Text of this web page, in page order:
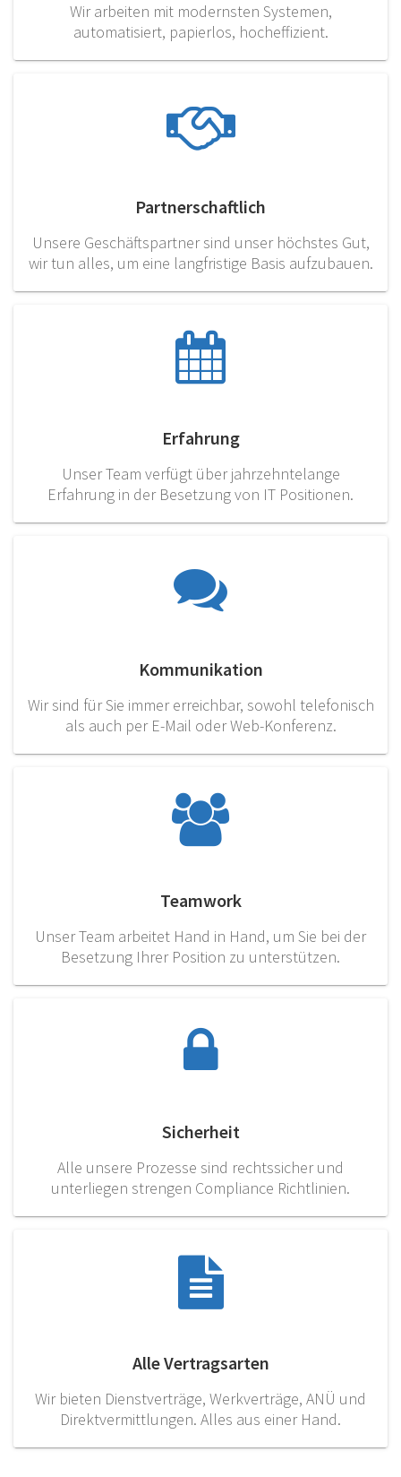
Wir arbeiten mit modernsten Systemen,
automatisiert, papierlos, hocheffizient.
Partnerschaftlich
Unsere Geschäftspartner sind unser höchstes Gut,
wir tun alles, um eine langfristige Basis aufzubauen.
Erfahrung
Unser Team verfügt über jahrzehntelange
Erfahrung in der Besetzung von IT Positionen.
Kommunikation
Wir sind für Sie immer erreichbar, sowohl telefonisch
als auch per E-Mail oder Web-Konferenz.
Teamwork
Unser Team arbeitet Hand in Hand, um Sie bei der
Besetzung Ihrer Position zu unterstützen.
Sicherheit
Alle unsere Prozesse sind rechtssicher und
unterliegen strengen Compliance Richtlinien.
Alle Vertragsarten
Wir bieten Dienstverträge, Werkverträge, ANÜ und
Direktvermittlungen. Alles aus einer Hand.